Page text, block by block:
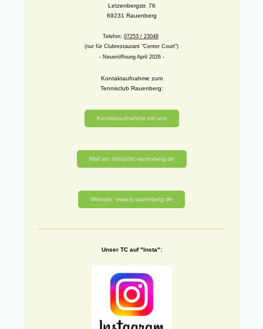
Letzenbergstr. 76
69231 Rauenberg
Telefon: 07253 / 23048
(nur für Clubrestaurant "Center Court")
- Neueröffnung April 2026 -
Kontaktaufnahme zum
Tennisclub Rauenberg:
Kontaktaufnahme mit uns
Mail an: info(at)tc-rauenberg.de
Website: www.tc-rauenberg.de
Unser TC auf "Insta":